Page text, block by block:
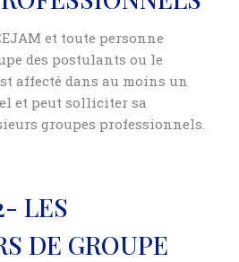
et toute personne
des postulants ou le
affecté dans au moins un
et peut solliciter sa
groupes professionnels.
LES
DE GROUPE